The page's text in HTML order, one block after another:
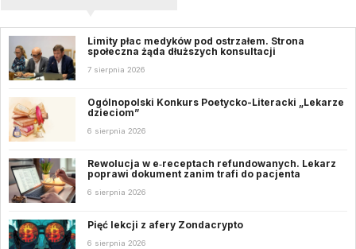
Limity płac medyków pod ostrzałem. Strona
społeczna żąda dłuższych konsultacji
7 sierpnia 2026
Ogólnopolski Konkurs Poetycko-Literacki „Lekarze
dzieciom”
6 sierpnia 2026
Rewolucja w e‑receptach refundowanych. Lekarz
poprawi dokument zanim trafi do pacjenta
6 sierpnia 2026
Pięć lekcji z afery Zondacrypto
6 sierpnia 2026